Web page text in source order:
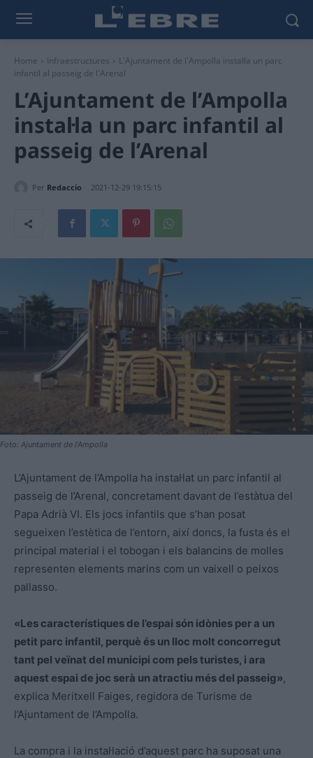
Home Infraestructures
L'Ajuntament de l'Ampolla instal·la un parc
infantil al passeig de l'Arenal
L’Ajuntament de l’Ampolla
instal·la un parc infantil al
passeig de l’Arenal
Per Redaccio 2021-12-29 19:15:15
Foto: Ajuntament de l'Ampolla
L’Ajuntament de l’Ampolla ha instal·lat un parc infantil al
passeig de l’Arenal, concretament davant de l’estàtua del
Papa Adrià VI. Els jocs infantils que s’han posat
segueixen l’estètica de l’entorn, així doncs, la fusta és el
principal material i el tobogan i els balancins de molles
representen elements marins com un vaixell o peixos
pallasso.
«Les característiques de l’espai són idònies per a un
petit parc infantil, perquè és un lloc molt concorregut
tant pel veïnat del municipi com pels turistes, i ara
aquest espai de joc serà un atractiu més del passeig»,
explica Meritxell Faiges, regidora de Turisme de
l’Ajuntament de l’Ampolla.
La compra i la instal·lació d’aquest parc ha suposat una